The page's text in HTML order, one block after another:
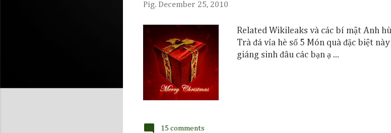
Pig. December 25, 2010
Related Wikileaks và các bí mật Anh
Trà đá vỉa hè số 5 Món quà đặc biệt
giáng sinh đâu các bạn ạ ...
15 comments